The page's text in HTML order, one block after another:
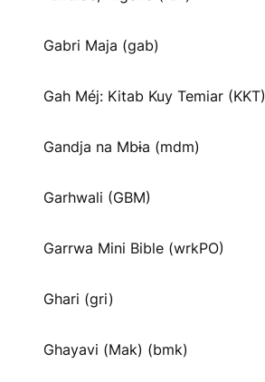
Gabri Maja (gab)
Gah Méj: Kitab Kuy Temiar (KKT)
Gandja na Mbɨa (mdm)
Garhwali (GBM)
Garrwa Mini Bible (wrkPO)
Ghari (gri)
Ghayavi (Mak) (bmk)